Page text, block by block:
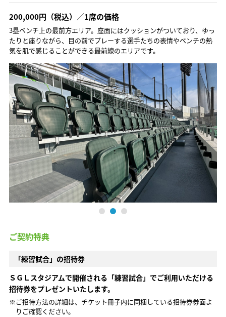
200,000円（税込）／1席の価格
3塁ベンチ上の最前方エリア。座面にはクッションがついており、ゆっ
たりと座りながら、目の前でプレーする選手たちの表情やベンチの熱
気を肌で感じることができる最前線のエリアです。
ご契約特典
「練習試合」の招待券
ＳＧＬスタジアムで開催される「練習試合」でご利用いただける
招待券をプレゼントいたします。
※ご招待方法の詳細は、チケット冊子内に同梱している招待券券面よ
りご確認ください。